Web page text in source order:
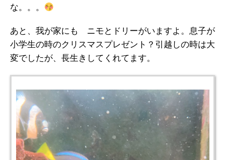
な。。。
あと、我が家にも ニモとドリーがいますよ。息子が
小学生の時のクリスマスプレゼント？引越しの時は大
変でしたが、長生きしてくれてます。